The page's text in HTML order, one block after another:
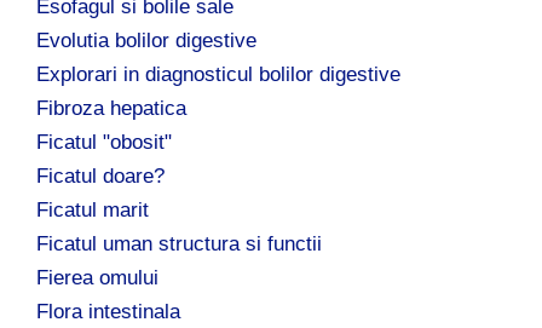
Esofagul si bolile sale
Evolutia bolilor digestive
Explorari in diagnosticul bolilor digestive
Fibroza hepatica
Ficatul "obosit"
Ficatul doare?
Ficatul marit
Ficatul uman structura si functii
Fierea omului
Flora intestinala